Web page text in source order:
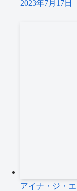
2023年7月17日
アイナ・ジ・